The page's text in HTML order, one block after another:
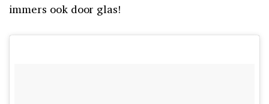
immers ook door glas!